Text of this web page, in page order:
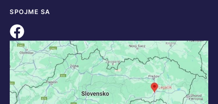
KONTAKT
+421 55 622 23 18
+421 907 919 608